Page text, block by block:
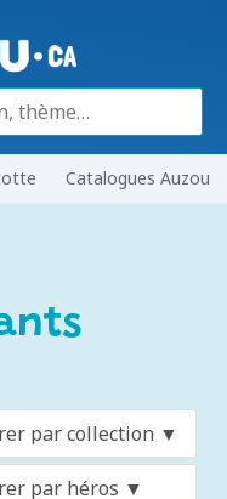
Catalogues Auzou